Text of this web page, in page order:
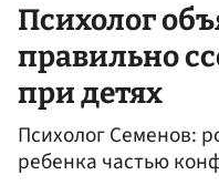
Психолог
правильно
при детях
Психолог Семенов:
ребенка частью